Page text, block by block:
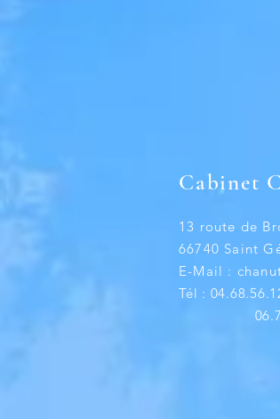
Cabinet
13 route de
66740 Saint
E-Mail :
Tél :